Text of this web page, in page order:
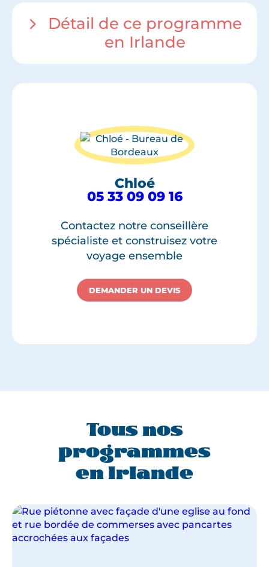
Détail de ce programme
en Irlande
Chloé
05 33 09 09 16
Contactez notre conseillère
spécialiste et construisez votre
voyage ensemble
DEMANDER UN DEVIS
Tous nos
programmes
en Irlande